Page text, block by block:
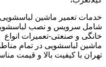
خدمات تعمیر ماشین لباسشویی
شامل سرویس و نصب
خانگی و صنعتی-تعمیرات انواع
ماشین لباسشویی در تمام
تهران با کیفیت بالا و قیمت